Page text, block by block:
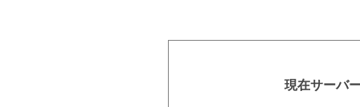
現在サーバ